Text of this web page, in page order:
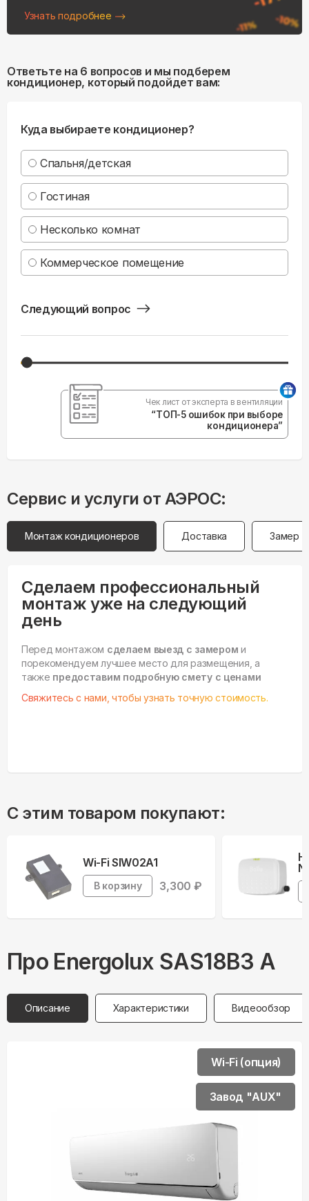
Узнать подробнее
Ответьте на 6 вопросов и мы подберем
кондиционер, который подойдет вам:
Куда выбираете кондиционер?
Спальня/детская
Гостиная
Несколько комнат
Коммерческое помещение
Следующий вопрос
Чек лист от эксперта в вентиляции
“ТОП-5 ошибок при выборе
кондиционера”
Сервис и услуги от АЭРОС:
Монтаж кондиционеров Доставка Замер
Сделаем профессиональный
монтаж уже на следующий
день
Перед монтажом сделаем выезд с замером и
порекомендуем лучшее место для размещения, а
также предоставим подробную смету с ценами
Свяжитесь с нами, чтобы узнать точную стоимость.
С этим товаром покупают:
Wi-Fi SIW02A1
В корзину 3,300 ₽
Про Energolux SAS18B3 A
Описание Характеристики Видеообзор
Wi-Fi (опция)
Завод "AUX"